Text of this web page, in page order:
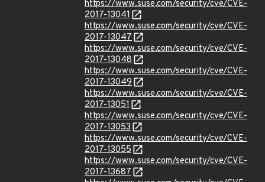
https://www.suse.com/security/cve/CVE-
2017-13041
https://www.suse.com/security/cve/CVE-
2017-13047
https://www.suse.com/security/cve/CVE-
2017-13048
https://www.suse.com/security/cve/CVE-
2017-13049
https://www.suse.com/security/cve/CVE-
2017-13051
https://www.suse.com/security/cve/CVE-
2017-13053
https://www.suse.com/security/cve/CVE-
2017-13055
https://www.suse.com/security/cve/CVE-
2017-13687